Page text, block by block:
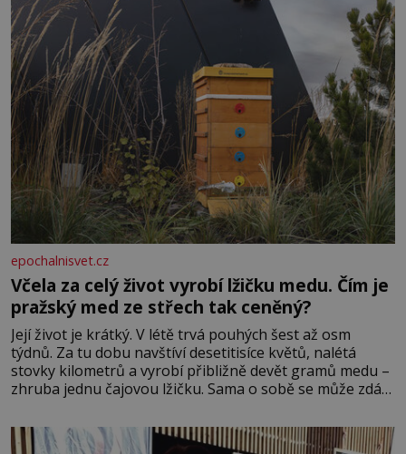
epochalnisvet.cz
Včela za celý život vyrobí lžičku medu. Čím je
pražský med ze střech tak ceněný?
Její život je krátký. V létě trvá pouhých šest až osm
týdnů. Za tu dobu navštíví desetitisíce květů, nalétá
stovky kilometrů a vyrobí přibližně devět gramů medu –
zhruba jednu čajovou lžičku. Sama o sobě se může zdát
tisíc příslušnic svého včelstva, vznikne jeden z
nejdokonalejších organismů